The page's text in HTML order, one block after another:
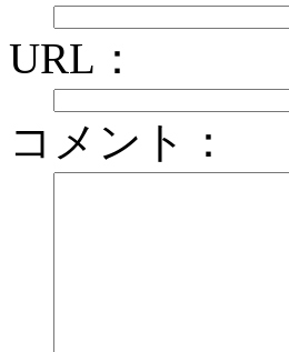
URL：
コメント：